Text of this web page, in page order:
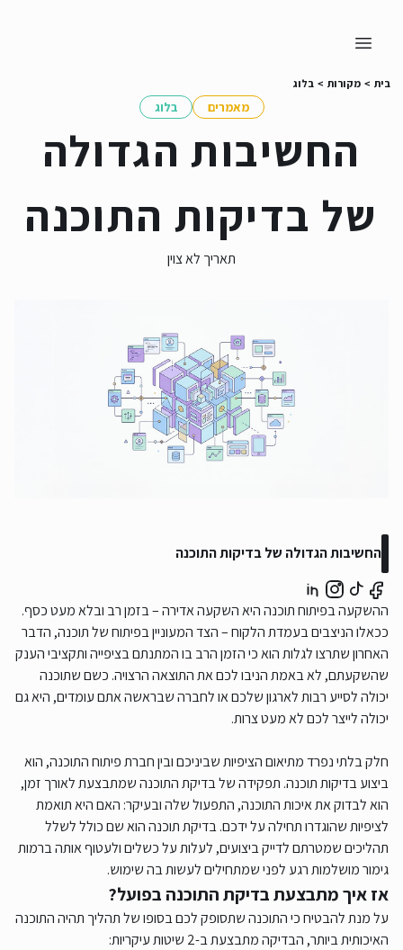
בלוג > מקורות > בית
בלוג מאמרים
החשיבות הגדולה
של בדיקות התוכנה
תאריך לא צוין
החשיבות הגדולה של בדיקות התוכנה
ההשקעה בפיתוח תוכנה היא השקעה אדירה – בזמן רב ובלא מעט כסף.
ככאלו הניצבים בעמדת הלקוח – הצד המעוניין בפיתוח של תוכנה, הדבר
האחרון שתרצו לגלות הוא כי הזמן הרב בו המתנתם בציפייה ותקציבי הענק
שהשקעתם, לא באמת הניבו לכם את התוצאה הרצויה. כשם שתוכנה
יכולה לסייע רבות לארגון שלכם או לחברה שבראשה אתם עומדים, היא גם
יכולה לייצר לכם לא מעט צרות.
חלק בלתי נפרד מתיאום הציפיות שביניכם ובין חברת פיתוח התוכנה, הוא
ביצוע בדיקות תוכנה. תפקידה של בדיקת התוכנה שמתבצעת לאורך זמן,
הוא לבדוק את איכות התוכנה, התפעול שלה ובעיקר: האם היא תואמת
לציפיות שהוגדרו תחילה על ידכם. בדיקת תוכנה הוא שם כולל לשלל
תהליכים שמטרתם לדייק ביצועים, לעלות על כשלים ולעטוף אותה ברמות
גימור מושלמות רגע לפני שמתחילים לעשות בה שימוש.
אז איך מתבצעת בדיקת התוכנה בפועל?
על מנת להבטיח כי התוכנה שתסופק לכם בסופו של תהליך תהיה התוכנה
האיכותית ביותר, הבדיקה מתבצעת ב-2 שיטות עיקריות: